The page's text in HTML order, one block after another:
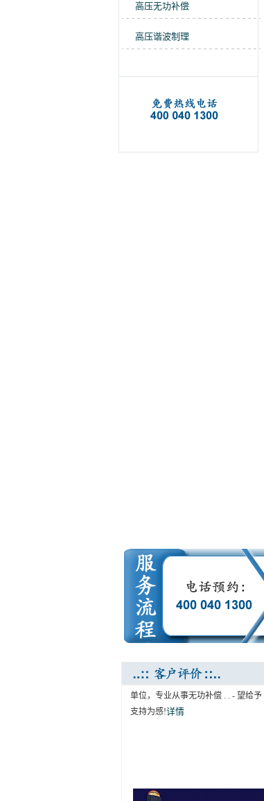
高压无功补偿
高压谐波制理
..:: 南京电气行业协会推荐 ::..
南京哈世科技有限公司为我协会会员
支持为感!详情